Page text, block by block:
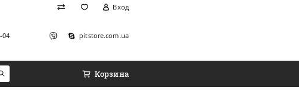
Вход
04 pitstore.com.ua
Корзина